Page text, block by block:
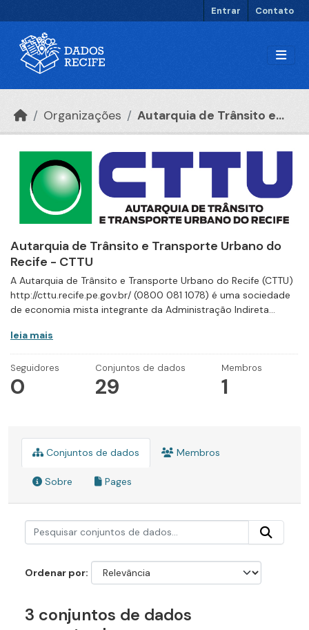
Entrar Contato
Organizações Autarquia de Trânsito e...
Autarquia de Trânsito e Transporte Urbano do
Recife - CTTU
A Autarquia de Trânsito e Transporte Urbano do Recife (CTTU)
http://cttu.recife.pe.gov.br/ (0800 081 1078) é uma sociedade
de economia mista integrante da Administração Indireta...
leia mais
Seguidores
0
Conjuntos de dados
29
Membros
1
Conjuntos de dados Membros
Sobre Pages
Ordenar por
3 conjuntos de dados